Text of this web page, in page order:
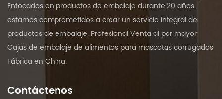
Enfocados en productos de embalaje durante 20 años,
estamos comprometidos a crear un servicio integral de
productos de embalaje. ProfesionalVenta al por mayor
Cajas de embalaje de alimentos para mascotas corrugados
Fábrica en China.
Contáctenos